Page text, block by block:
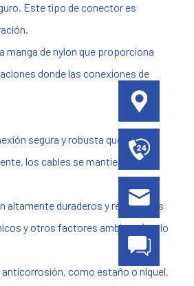
Este tipo de conector es
de nylon que proporciona
donde las conexiones de
segura y robusta que no se
los cables se mantienen
altamente duraderos y resistentes
y otros factores ambientales, lo
como estaño o níquel,